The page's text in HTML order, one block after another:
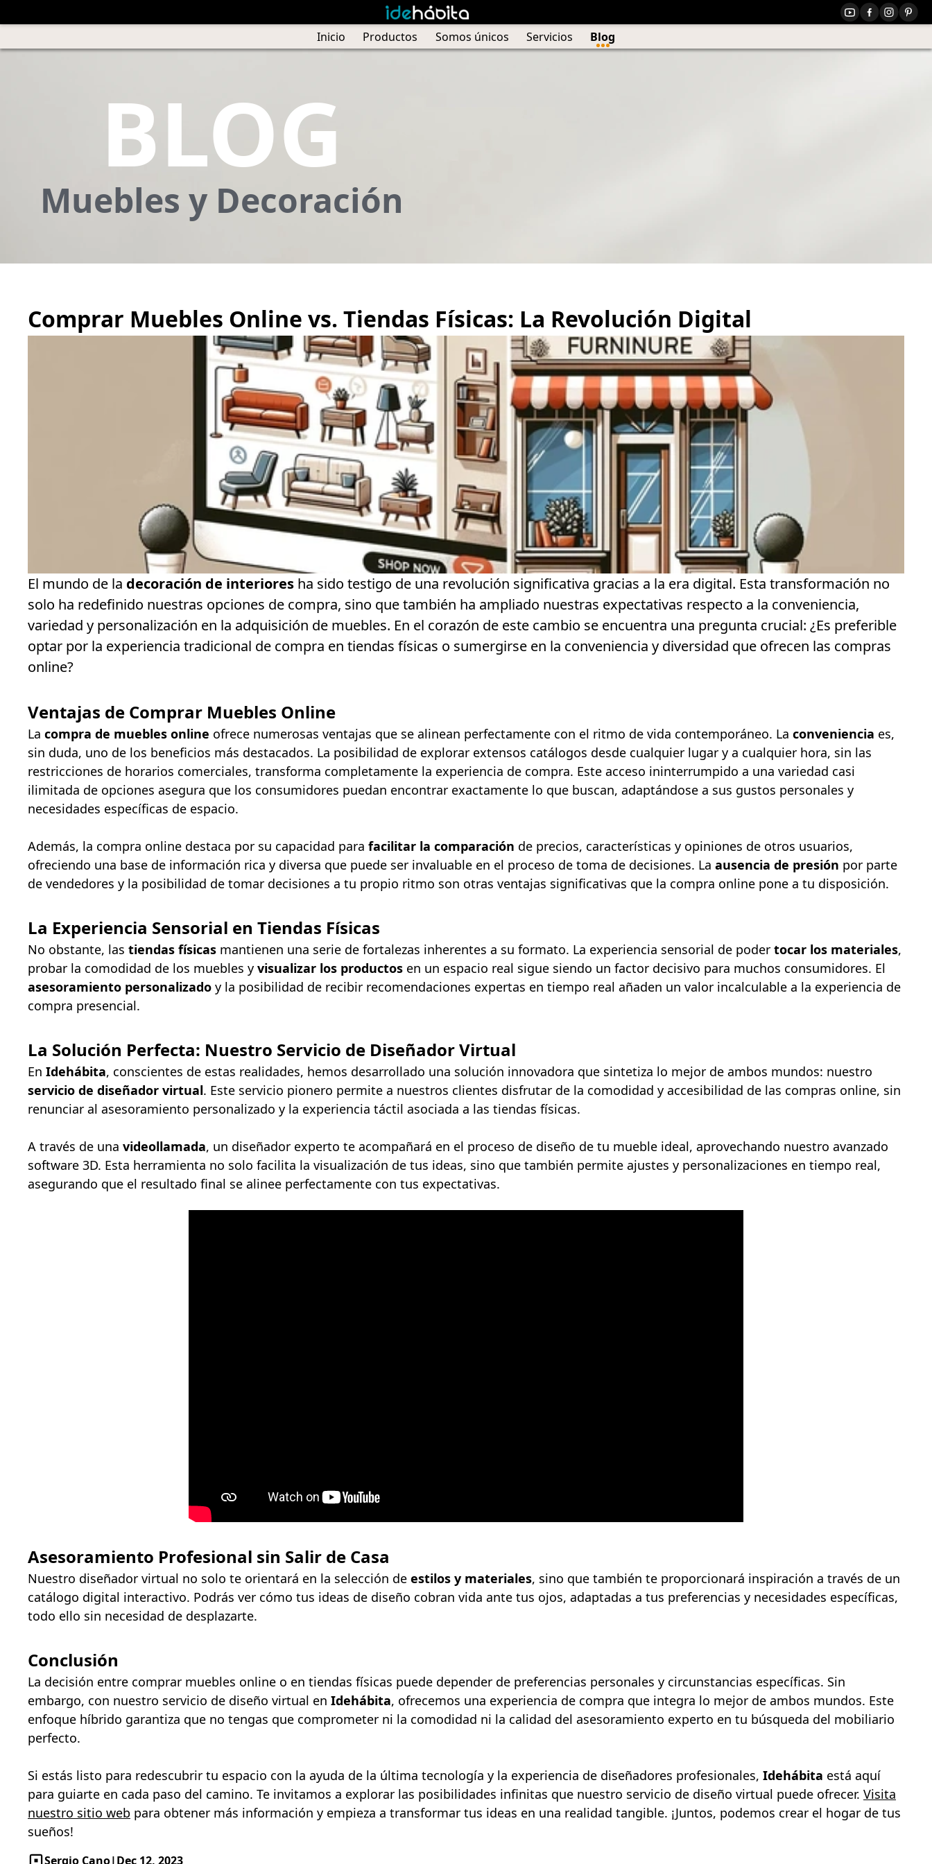
Inicio Productos Somos únicos Servicios Blog
BLOG
Muebles y Decoración
Comprar Muebles Online vs. Tiendas Físicas: La Revolución Digital
El mundo de la decoración de interiores ha sido testigo de una revolución significativa gracias a la era digital. Esta transformación no
solo ha redefinido nuestras opciones de compra, sino que también ha ampliado nuestras expectativas respecto a la conveniencia,
variedad y personalización en la adquisición de muebles. En el corazón de este cambio se encuentra una pregunta crucial: ¿Es preferible
optar por la experiencia tradicional de compra en tiendas físicas o sumergirse en la conveniencia y diversidad que ofrecen las compras
online?
Ventajas de Comprar Muebles Online
La compra de muebles online ofrece numerosas ventajas que se alinean perfectamente con el ritmo de vida contemporáneo. La conveniencia es,
sin duda, uno de los beneficios más destacados. La posibilidad de explorar extensos catálogos desde cualquier lugar y a cualquier hora, sin las
restricciones de horarios comerciales, transforma completamente la experiencia de compra. Este acceso ininterrumpido a una variedad casi
ilimitada de opciones asegura que los consumidores puedan encontrar exactamente lo que buscan, adaptándose a sus gustos personales y
necesidades específicas de espacio.
Además, la compra online destaca por su capacidad para facilitar la comparación de precios, características y opiniones de otros usuarios,
ofreciendo una base de información rica y diversa que puede ser invaluable en el proceso de toma de decisiones. La ausencia de presión por parte
de vendedores y la posibilidad de tomar decisiones a tu propio ritmo son otras ventajas significativas que la compra online pone a tu disposición.
La Experiencia Sensorial en Tiendas Físicas
No obstante, las tiendas físicas mantienen una serie de fortalezas inherentes a su formato. La experiencia sensorial de poder tocar los materiales,
probar la comodidad de los muebles y visualizar los productos en un espacio real sigue siendo un factor decisivo para muchos consumidores. El
asesoramiento personalizado y la posibilidad de recibir recomendaciones expertas en tiempo real añaden un valor incalculable a la experiencia de
compra presencial.
La Solución Perfecta: Nuestro Servicio de Diseñador Virtual
En Idehábita, conscientes de estas realidades, hemos desarrollado una solución innovadora que sintetiza lo mejor de ambos mundos: nuestro
servicio de diseñador virtual. Este servicio pionero permite a nuestros clientes disfrutar de la comodidad y accesibilidad de las compras online, sin
renunciar al asesoramiento personalizado y la experiencia táctil asociada a las tiendas físicas.
A través de una videollamada, un diseñador experto te acompañará en el proceso de diseño de tu mueble ideal, aprovechando nuestro avanzado
software 3D. Esta herramienta no solo facilita la visualización de tus ideas, sino que también permite ajustes y personalizaciones en tiempo real,
asegurando que el resultado final se alinee perfectamente con tus expectativas.
Asesoramiento Profesional sin Salir de Casa
Nuestro diseñador virtual no solo te orientará en la selección de estilos y materiales, sino que también te proporcionará inspiración a través de un
catálogo digital interactivo. Podrás ver cómo tus ideas de diseño cobran vida ante tus ojos, adaptadas a tus preferencias y necesidades específicas,
todo ello sin necesidad de desplazarte.
Conclusión
La decisión entre comprar muebles online o en tiendas físicas puede depender de preferencias personales y circunstancias específicas. Sin
embargo, con nuestro servicio de diseño virtual en Idehábita, ofrecemos una experiencia de compra que integra lo mejor de ambos mundos. Este
enfoque híbrido garantiza que no tengas que comprometer ni la comodidad ni la calidad del asesoramiento experto en tu búsqueda del mobiliario
perfecto.
Si estás listo para redescubrir tu espacio con la ayuda de la última tecnología y la experiencia de diseñadores profesionales, Idehábita está aquí
para guiarte en cada paso del camino. Te invitamos a explorar las posibilidades infinitas que nuestro servicio de diseño virtual puede ofrecer. Visita
nuestro sitio web para obtener más información y empieza a transformar tus ideas en una realidad tangible. ¡Juntos, podemos crear el hogar de tus
sueños!
Sergio Cano|Dec 12, 2023